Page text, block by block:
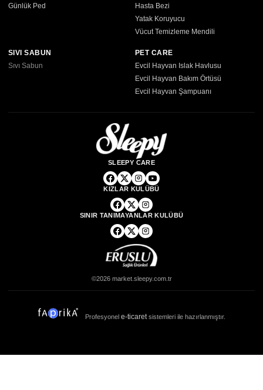
Günlük Ped
Hasta Bezi
Yatak Koruyucu
Vücut Temizleme Mendili
SIVI SABUN
Sıvı Sabun
PET CARE
Evcil Hayvan Islak Havlusu
Evcil Hayvan Bakım Örtüsü
Evcil Hayvan Şampuanı
SLEEPY CARE
KIZLAR KULÜBÜ
SINIR TANIMAYANLAR KULÜBÜ
©2026 market.sleepy.com.tr
Profesyonel e-ticaret sistemleri ile hazırlanmıştır.